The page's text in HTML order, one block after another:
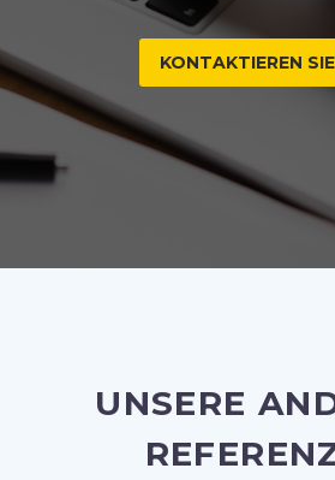
KONTAKTIEREN
UNSERE